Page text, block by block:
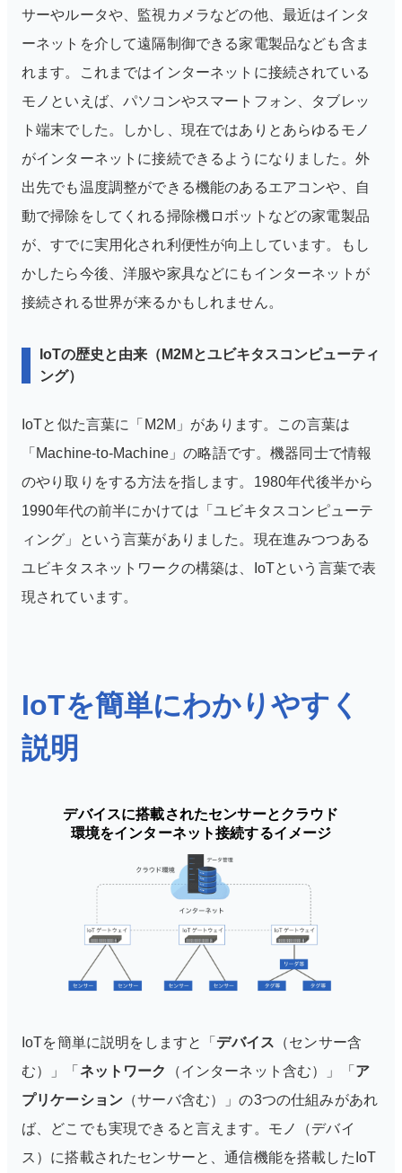
サーやルータや、監視カメラなどの他、最近はインタ
ーネットを介して遠隔制御できる家電製品なども含ま
れます。これまではインターネットに接続されている
モノといえば、パソコンやスマートフォン、タブレッ
ト端末でした。しかし、現在ではありとあらゆるモノ
がインターネットに接続できるようになりました。外
出先でも温度調整ができる機能のあるエアコンや、自
動で掃除をしてくれる掃除機ロボットなどの家電製品
が、すでに実用化され利便性が向上しています。もし
かしたら今後、洋服や家具などにもインターネットが
接続される世界が来るかもしれません。
IoTの歴史と由来（M2Mとユビキタスコンピューティ
ング）
IoTと似た言葉に「M2M」があります。この言葉は
「Machine-to-Machine」の略語です。機器同士で情報
のやり取りをする方法を指します。1980年代後半から
1990年代の前半にかけては「ユビキタスコンピューテ
ィング」という言葉がありました。現在進みつつある
ユビキタスネットワークの構築は、IoTという言葉で表
現されています。
IoTを簡単にわかりやすく
説明
デバイスに搭載されたセンサーとクラウド
環境をインターネット接続するイメージ
IoTを簡単に説明をしますと「 デバイス （センサー含
む）」「 ネットワーク （インターネット含む）」「 ア
プリケーション （サーバ含む）」の3つの仕組みがあれ
ば、どこでも実現できると言えます。モノ（デバイ
ス）に搭載されたセンサーと、通信機能を搭載したIoT